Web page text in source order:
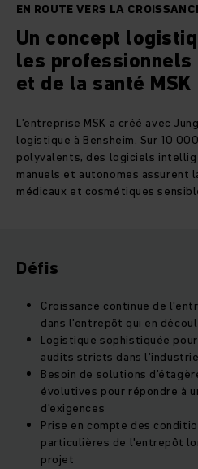
EN ROUTE VERS LA
Un concept
les professionnels
et de la santé MSK
L'entreprise MSK a créé avec
logistique à Bensheim. Sur 10
polyvalents, des logiciels
manuels et autonomes assurent
médicaux et cosmétiques
Défis
Croissance continue de
dans l'entrepôt qui en
Logistique sophistiquée
audits stricts dans
Besoin de solutions
évolutives pour répondre à
d'exigences
Prise en compte des
particulières de l'entrepôt
projet